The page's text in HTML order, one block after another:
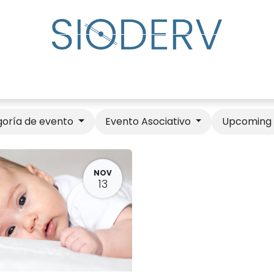
de evento Evento Asociativo Upcoming
NOV
13